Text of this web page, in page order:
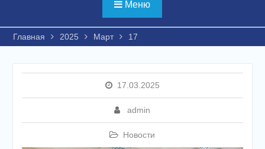
Меню
Главная 2025 Март 17
17.03.2025
admin
Новости